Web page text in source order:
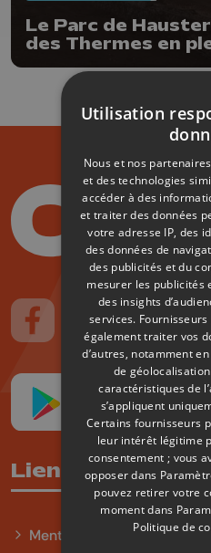
Le Parc de
des Thermes en
Suivez-nous sur FaceBook
Suivez-nous sur
Liens utiles
Mentions légales
Utilisation
Nous et nos
et des technologies
accéder à des
et traiter des données
votre adresse IP, des
des données de
des publicités et du
mesurer les publicités
des insights
services.
également traiter vos
d’autres, notamment
de
caractéristiques de
s’appliquent
Certains fournisseurs
leur intérêt légitime
consentement ; vous
opposer dans
pouvez retirer votre
moment dans
Politique de